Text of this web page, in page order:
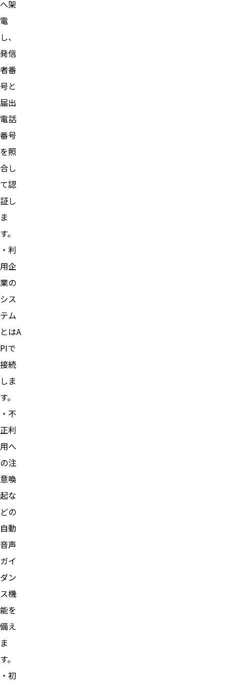
へ架
電
し、
発信
者番
号と
届出
電話
番号
を照
合し
て認
証し
ま
す。
・利
用企
業の
シス
テム
とはA
PIで
接続
しま
す。
・不
正利
用へ
の注
意喚
起な
どの
自動
音声
ガイ
ダン
ス機
能を
備え
ま
す。
・初